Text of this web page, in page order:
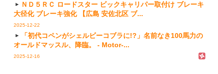
ＮＤ５ＲＣ ロードスター ビックキャリパー取付け ブレーキ
大径化 ブレーキ強化 【広島 安佐北区 ブ...
2025-12-22
「初代コペンがシェルビーコブラに!?」名前なき100馬力の
オールドマッスル、降臨。 - Motor-...
2025-12-16